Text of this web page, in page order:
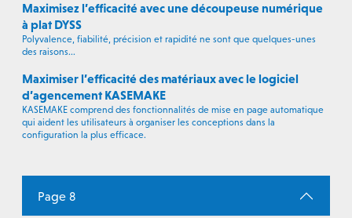
Maximisez l’efficacité avec une découpeuse numérique
à plat DYSS
Polyvalence, fiabilité, précision et rapidité ne sont que quelques-unes
des raisons...
Maximiser l’efficacité des matériaux avec le logiciel
d’agencement KASEMAKE
KASEMAKE comprend des fonctionnalités de mise en page automatique
qui aident les utilisateurs à organiser les conceptions dans la
configuration la plus efficace.
Page 8